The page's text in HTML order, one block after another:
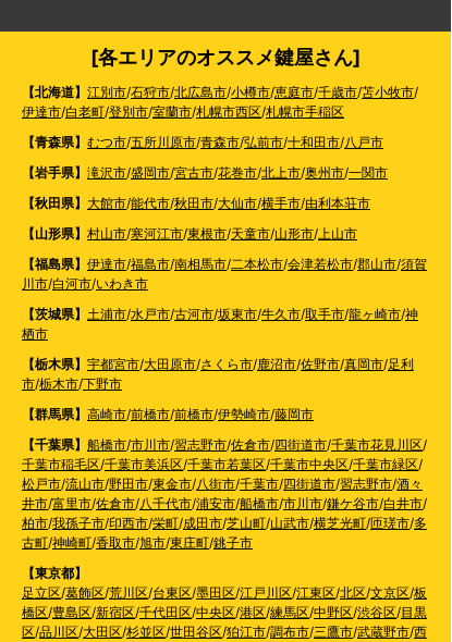
[各エリアのオススメ鍵屋さん]
【北海道】 江別市/石狩市/北広島市/小樽市/恵庭市/千歳市/苫小牧市/
伊達市/白老町/登別市/室蘭市/札幌市西区/札幌市手稲区
【青森県】 むつ市/五所川原市/青森市/弘前市/十和田市/八戸市
【岩手県】 滝沢市/盛岡市/宮古市/花巻市/北上市/奥州市/一関市
【秋田県】 大館市/能代市/秋田市/大仙市/横手市/由利本荘市
【山形県】 村山市/寒河江市/東根市/天童市/山形市/上山市
【福島県】 伊達市/福島市/南相馬市/二本松市/会津若松市/郡山市/須賀
川市/白河市/いわき市
【茨城県】 土浦市/水戸市/古河市/坂東市/牛久市/取手市/龍ヶ崎市/神
栖市
【栃木県】 宇都宮市/大田原市/さくら市/鹿沼市/佐野市/真岡市/足利
市/栃木市/下野市
【群馬県】 高崎市/前橋市/前橋市/伊勢崎市/藤岡市
【千葉県】 船橋市/市川市/習志野市/佐倉市/四街道市/千葉市花見川区/
千葉市稲毛区/千葉市美浜区/千葉市若葉区/千葉市中央区/千葉市緑区/
松戸市/流山市/野田市/東金市/八街市/千葉市/四街道市/習志野市/酒々
井市/富里市/佐倉市/八千代市/浦安市/船橋市/市川市/鎌ケ谷市/白井市/
柏市/我孫子市/印西市/栄町/成田市/芝山町/山武市/横芝光町/匝瑳市/多
古町/神崎町/香取市/旭市/東庄町/銚子市
【東京都】
足立区/葛飾区/荒川区/台東区/墨田区/江戸川区/江東区/北区/文京区/板
橋区/豊島区/新宿区/千代田区/中央区/港区/練馬区/中野区/渋谷区/目黒
区/品川区/大田区/杉並区/世田谷区/狛江市/調布市/三鷹市/武蔵野市/西